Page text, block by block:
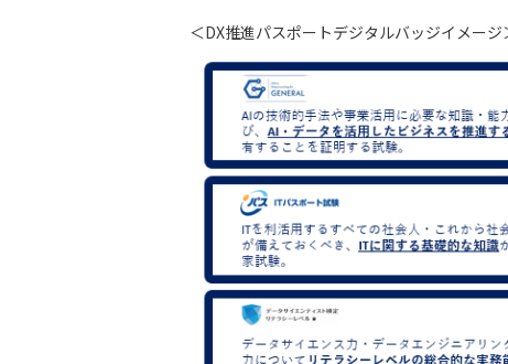
＜DX推進パスポートデジタルバッジイメージ